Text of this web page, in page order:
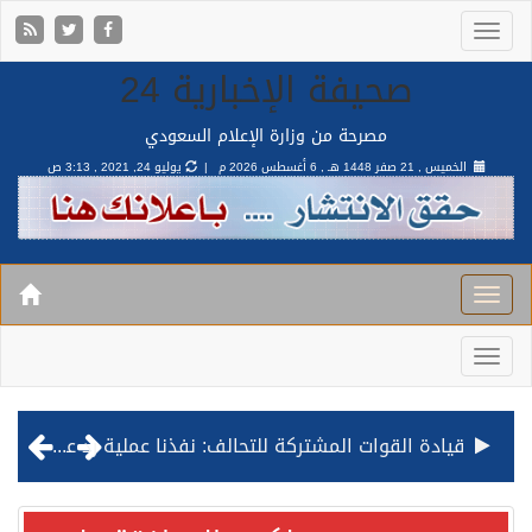
صحيفة الإخبارية 24
مصرحة من وزارة الإعلام السعودي
الخميس , 21 صفر 1448 هـ , 6 أغسطس 2026 م | يوليو 24, 2021 , 3:13 ص
قيادة القوات المشتركة للتحالف: نفذنا عملية رد عسكري متناسبة لأهداف عسكرية مشروعة تابعة للمليشيا الحوثية الإرهابية في محافظة الحديدة
مصدر مسؤول بالهيئة العامة للنقل: استهداف السفينة السعودية NCC MASA خلال إبحارها في البحر الأحمر نتج عنه إصابة طفيفة في بدنها